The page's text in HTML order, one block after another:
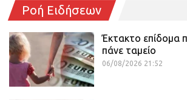
Ροή Ειδήσεων
Έκτακτο επίδομα
πάνε ταμείο
06/08/2026 21:52